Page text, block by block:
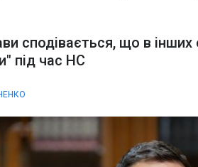
сподівається, що в
під час НС